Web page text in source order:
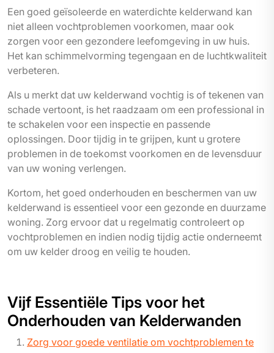
Een goed geïsoleerde en waterdichte kelderwand kan
niet alleen vochtproblemen voorkomen, maar ook
zorgen voor een gezondere leefomgeving in uw huis.
Het kan schimmelvorming tegengaan en de luchtkwaliteit
verbeteren.
Als u merkt dat uw kelderwand vochtig is of tekenen van
schade vertoont, is het raadzaam om een professional in
te schakelen voor een inspectie en passende
oplossingen. Door tijdig in te grijpen, kunt u grotere
problemen in de toekomst voorkomen en de levensduur
van uw woning verlengen.
Kortom, het goed onderhouden en beschermen van uw
kelderwand is essentieel voor een gezonde en duurzame
woning. Zorg ervoor dat u regelmatig controleert op
vochtproblemen en indien nodig tijdig actie onderneemt
om uw kelder droog en veilig te houden.
Vijf Essentiële Tips voor het
Onderhouden van Kelderwanden
Zorg voor goede ventilatie om vochtproblemen te